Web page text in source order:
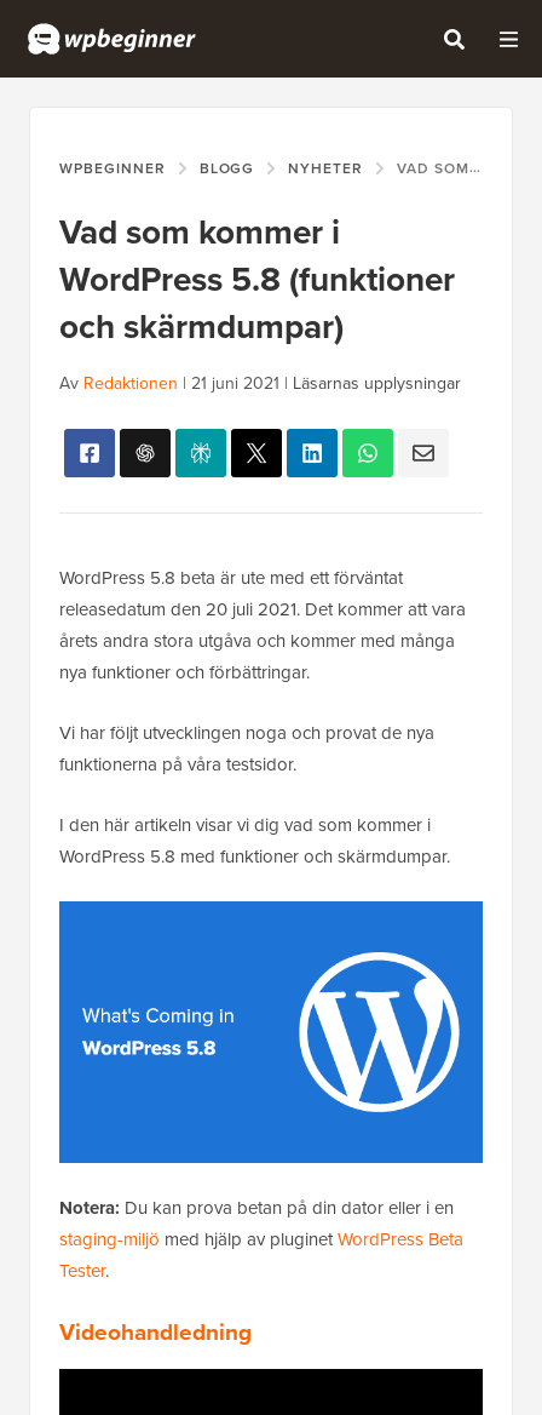
WPBEGINNER BLOGG NYHETER VAD SOM KOMMER I WORDPRESS 5.8 (FUNKTIONER OCH SKÄRMDUMPAR)
Vad som kommer i
WordPress 5.8 (funktioner
och skärmdumpar)
Av Redaktionen | 21 juni 2021 | Läsarnas upplysningar
WordPress 5.8 beta är ute med ett förväntat
releasedatum den 20 juli 2021. Det kommer att vara
årets andra stora utgåva och kommer med många
nya funktioner och förbättringar.
Vi har följt utvecklingen noga och provat de nya
funktionerna på våra testsidor.
I den här artikeln visar vi dig vad som kommer i
WordPress 5.8 med funktioner och skärmdumpar.
Notera: Du kan prova betan på din dator eller i en
staging-miljö med hjälp av pluginetWordPress Beta
Tester.
Videohandledning